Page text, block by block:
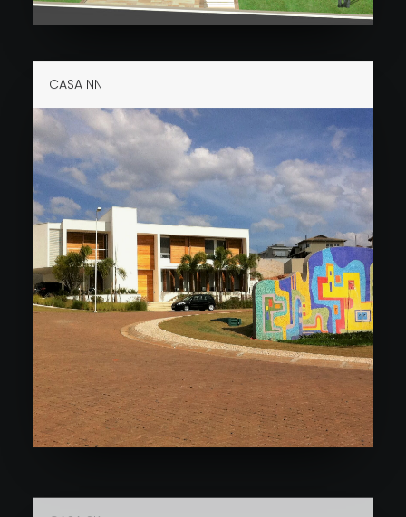
CASA NN
CASA SK